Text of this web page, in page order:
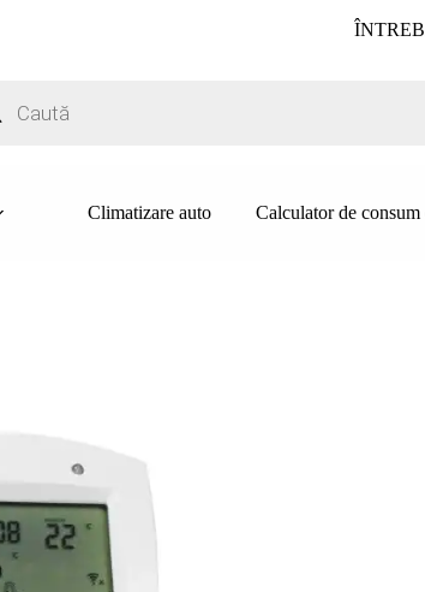
Climatizare auto Calculator de consum